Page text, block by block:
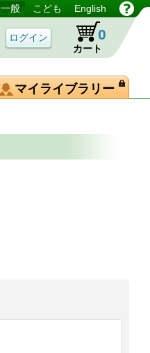
一般 こども English
カート
0
マイライブラリー